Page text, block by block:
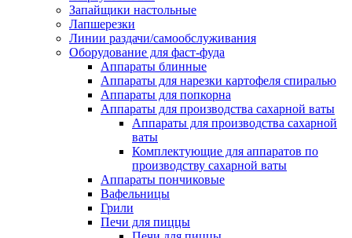
Запайщики настольные
Лапшерезки
Линии раздачи/самообслуживания
Оборудование для фаст-фуда
Аппараты блинные
Аппараты для нарезки картофеля спиралью
Аппараты для попкорна
Аппараты для производства сахарной ваты
Аппараты для производства сахарной
ваты
Комплектующие для аппаратов по
производству сахарной ваты
Аппараты пончиковые
Вафельницы
Грили
Печи для пиццы